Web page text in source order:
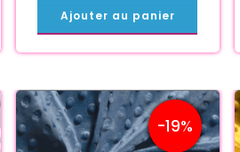
Ajouter au panier
-19%